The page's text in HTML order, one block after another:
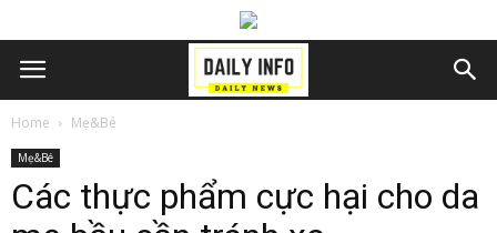
Home Mẹ&Bé
Mẹ&Bé
Các thực phẩm cực hại cho da